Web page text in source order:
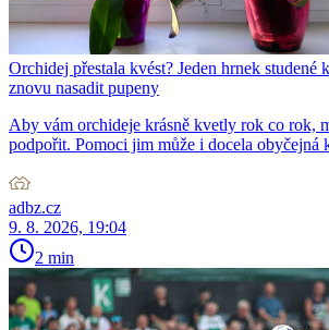
Orchidej přestala kvést? Jeden hrnek studené
znovu nasadit pupeny
Aby vám orchideje krásně kvetly rok co rok,
podpořit. Pomoci jim může i docela obyčejná
adbz.cz
9. 8. 2026, 19:04
2 min